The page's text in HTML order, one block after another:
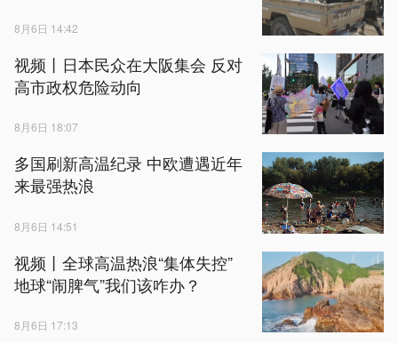
8月6日 14:42
视频丨日本民众在大阪集会 反对
高市政权危险动向
8月6日 18:07
多国刷新高温纪录 中欧遭遇近年
来最强热浪
8月6日 14:51
视频丨全球高温热浪“集体失控”
地球“闹脾气”我们该咋办？
8月6日 17:13